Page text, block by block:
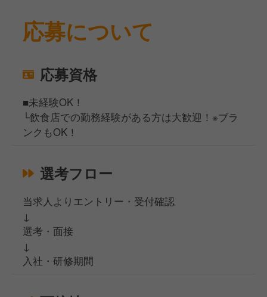
応募について
応募資格
■未経験OK！
└飲食店での勤務経験がある方は大歓迎！※ブラ
ンクもOK！
選考フロー
当求人よりエントリー・受付確認
↓
選考・面接
↓
入社・研修期間